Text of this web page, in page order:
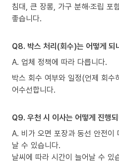
침대, 큰 장롱, 가구 분해·조립 포
좋습니다.
Q8. 박스 처리(회수)는 어떻게 되
A. 업체 정책에 따라 다릅니다.
박스 회수 여부와 일정(언제 회수
어수선합니다.
Q9. 우천 시 이사는 어떻게 진행
A. 비가 오면 포장과 동선 안전이
날 수 있습니다.
날씨에 따라 시간이 늘어날 수 있